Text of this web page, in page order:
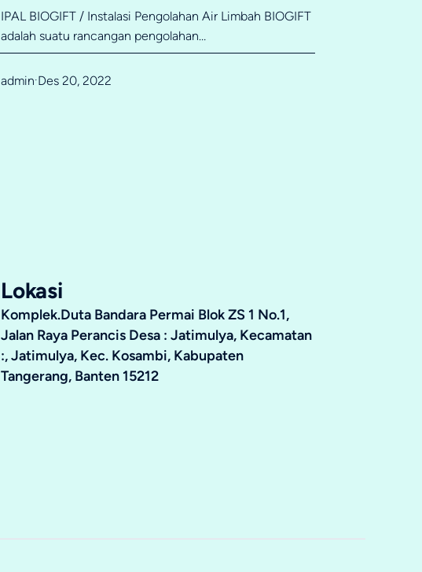
IPAL BIOGIFT / Instalasi Pengolahan Air Limbah BIOGIFT
adalah suatu rancangan pengolahan…
admin·Des 20, 2022
Lokasi
Komplek.Duta Bandara Permai Blok ZS 1 No.1,
Jalan Raya Perancis Desa : Jatimulya, Kecamatan
:, Jatimulya, Kec. Kosambi, Kabupaten
Tangerang, Banten 15212